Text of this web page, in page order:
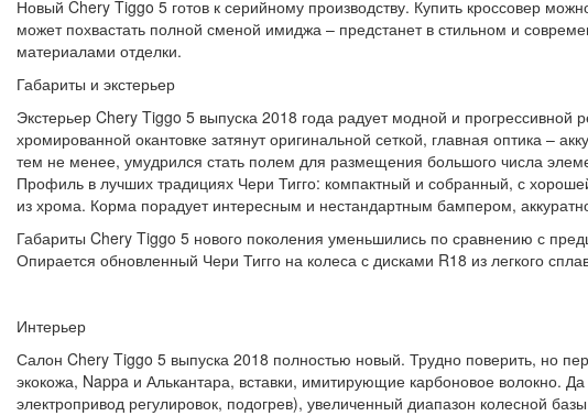
Новый Chery Tiggo 5 готов к серийному производству. Купить кроссовер
может похвастать полной сменой имиджа – предстанет в стильном и
материалами отделки.
Габариты и экстерьер
Экстерьер Chery Tiggo 5 выпуска 2018 года радует модной и
хромированной окантовке затянут оригинальной сеткой, главная оптика
тем не менее, умудрился стать полем для размещения большого числа
Профиль в лучших традициях Чери Тигго: компактный и собранный, с
из хрома. Корма порадует интересным и нестандартным бампером,
Габариты Chery Tiggo 5 нового поколения уменьшились по сравнению с
Опирается обновленный Чери Тигго на колеса с дисками R18 из легкого
Интерьер
Салон Chery Tiggo 5 выпуска 2018 полностью новый. Трудно поверить, но
экокожа, Nappa и Алькантара, вставки, имитирующие карбоновое волокно.
электропривод регулировок, подогрев), увеличенный диапазон колесной